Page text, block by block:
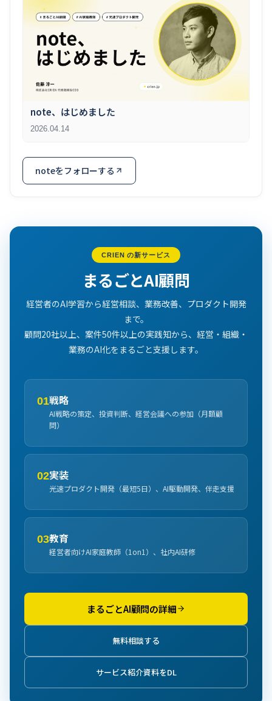
note、はじめました
2026.04.14
noteをフォローする
CRIEN の新サービス
まるごとAI顧問
経営者のAI学習から経営相談、業務改善、プロダクト開発
まで。
顧問20社以上、案件50件以上の実践知から、経営・組織・
業務のAI化をまるごと支援します。
01戦略
AI戦略の策定、投資判断、経営会議への参加（月額顧
問）
02実装
光速プロダクト開発（最短5日）、AI駆動開発、伴走支援
03教育
経営者向けAI家庭教師（1on1）、社内AI研修
まるごとAI顧問の詳細
無料相談する
サービス紹介資料をDL